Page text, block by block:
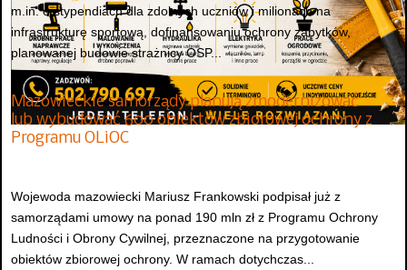
m.in. o stypendiach dla zdolnych uczniów i milionach na
infrastrukturę sportową, dofinansowaniu ochrony zabytków,
planowanej budowie strażnicy OSP...
Mazowieckie samorządy planują zmodernizować
lub wybudować 600 obiektów zbiorowej ochrony z
Programu OLiOC
Wojewoda mazowiecki Mariusz Frankowski podpisał już z
samorządami umowy na ponad 190 mln zł z Programu Ochrony
Ludności i Obrony Cywilnej, przeznaczone na przygotowanie
obiektów zbiorowej ochrony. W ramach dotychczas...